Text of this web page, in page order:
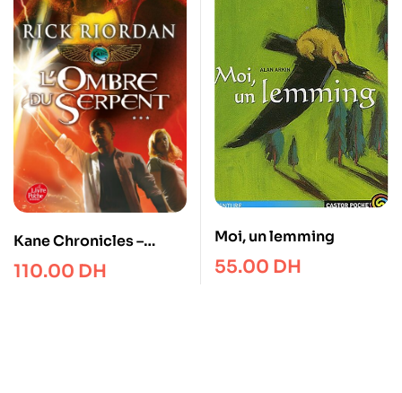
Kane Chronicles –
L’ombre du serpent –
Tome 3
110.00 DH
Moi, un lemming
55.00 DH